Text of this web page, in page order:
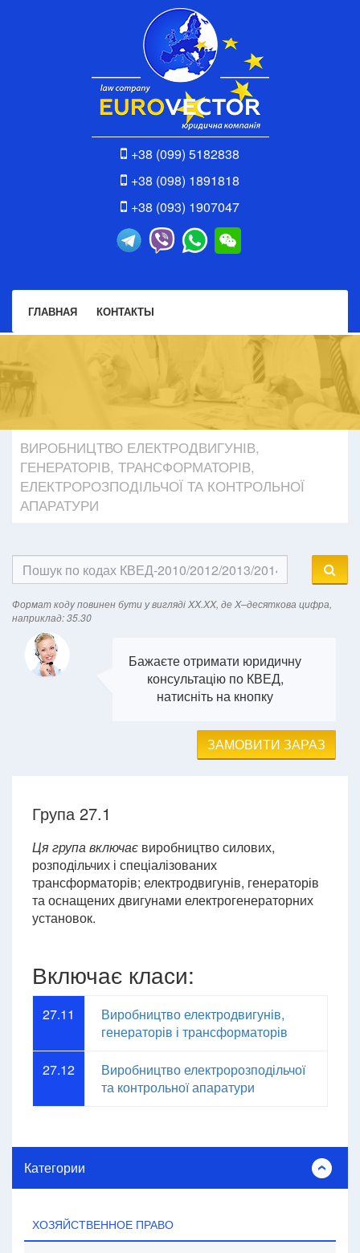
+38 (099) 5182838
+38 (098) 1891818
+38 (093) 1907047
ГЛАВНАЯ КОНТАКТЫ
ВИРОБНИЦТВО ЕЛЕКТРОДВИГУНІВ,
ГЕНЕРАТОРІВ, ТРАНСФОРМАТОРІВ,
ЕЛЕКТРОРОЗПОДІЛЬЧОЇ ТА КОНТРОЛЬНОЇ
АПАРАТУРИ
Формат кодy повинен бути у вигляді XX.XX, де X–десяткова цифра,
наприклад: 35.30
Бажаєте отримати юридичну
консультацію по КВЕД,
натисніть на кнопку
ЗАМОВИТИ ЗАРАЗ
Група 27.1
Ця група включає виробництво силових,
розподільчих і спеціалізованих
трансформаторів; електродвигунів, генераторів
та оснащених двигунами електрогенераторних
установок.
Включає класи:
27.11
Виробництво електродвигунів,
генераторів і трансформаторів
27.12
Виробництво електророзподільчої
та контрольної апаратури
Категории
ХОЗЯЙСТВЕННОЕ ПРАВО